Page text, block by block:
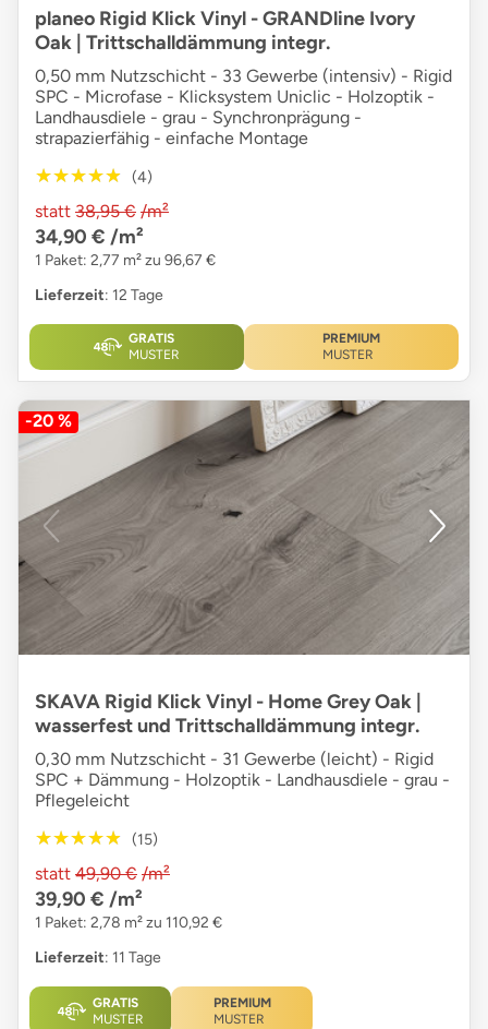
planeo Rigid Klick Vinyl - GRANDline Ivory
Oak | Trittschalldämmung integr.
0,50 mm Nutzschicht - 33 Gewerbe (intensiv) - Rigid
SPC - Microfase - Klicksystem Uniclic - Holzoptik -
Landhausdiele - grau - Synchronprägung -
strapazierfähig - einfache Montage
★★★★★
★★★★★ (4)
statt 38,95 € /m²
34,90 € /m²
1 Paket: 2,77 m² zu 96,67 €
Lieferzeit: 12 Tage
GRATIS
MUSTER
PREMIUM
MUSTER
-20 %
SKAVA Rigid Klick Vinyl - Home Grey Oak |
wasserfest und Trittschalldämmung integr.
0,30 mm Nutzschicht - 31 Gewerbe (leicht) - Rigid
SPC + Dämmung - Holzoptik - Landhausdiele - grau -
Pflegeleicht
★★★★★
★★★★★ (15)
statt 49,90 € /m²
39,90 € /m²
1 Paket: 2,78 m² zu 110,92 €
Lieferzeit: 11 Tage
GRATIS
MUSTER
PREMIUM
MUSTER